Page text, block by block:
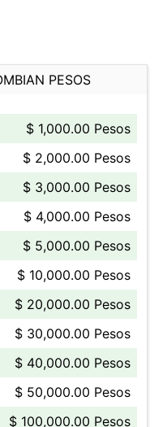
PESOS
$ 1,000.00 Pesos
$ 2,000.00 Pesos
$ 3,000.00 Pesos
$ 4,000.00 Pesos
$ 5,000.00 Pesos
$ 10,000.00 Pesos
$ 20,000.00 Pesos
$ 30,000.00 Pesos
$ 40,000.00 Pesos
$ 50,000.00 Pesos
$ 100,000.00 Pesos